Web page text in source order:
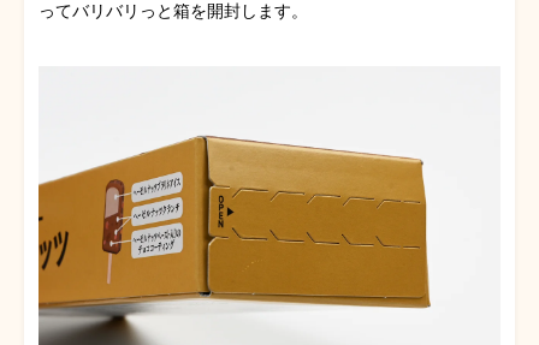
ってバリバリっと箱を開封します。